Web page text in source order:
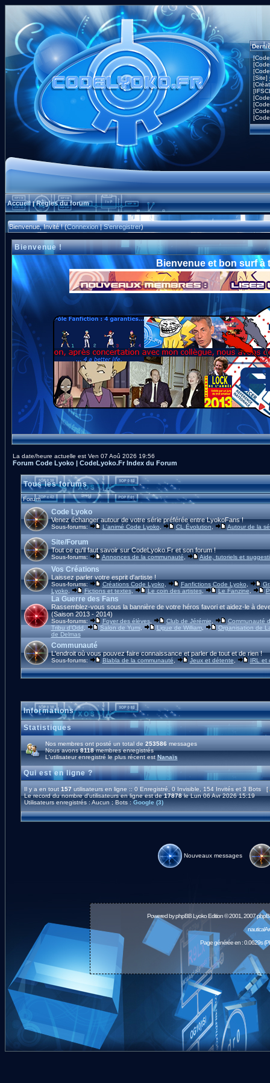
[Site]
Accueil|Règles du forum
Bienvenue, Invité ! (Connexion|S'enregistrer)
Bienvenue !
Bienvenue et bon surf à
La date/heure actuelle est Ven 07 Aoû 2026 19:56
Forum Code Lyoko | CodeLyoko.Fr Index du Forum
Tous les forums
Forum
Code Lyoko
Venez échanger autour de votre série préférée entre LyokoFans !
Sous-forums: L'animé Code Lyoko, CL Évolution Autour de la
Site/Forum
Tout ce qu'il faut savoir sur CodeLyoko.Fr et son forum !
Sous-forums: Annonces de la communauté, Aide, tutoriels et
Vos Créations
Laissez parler votre esprit d'artiste !
Sous-forums: Créations Code Lyoko, Fanfictions Code Lyoko,
Lyoko, Fictions et textes, Le coin des artistes, Le Fanzine
La Guerre des Fans
Rassemblez-vous sous la bannière de votre héros favori et aidez-le à
(Saison 2013 - 2014)
Sous-forums: Foyer des élèves, Club de Jérémie
Communauté
Tribu d'Odd
Salon de Yumi, Ligue de William,
Organisation de
de Delmas
Communauté
L'endroit où vous pouvez faire connaissance et parler de tout et de rien !
Sous-forums: Blabla de la communauté, Jeux et détente, IRL et
Informations
Statistiques
Nos membres ont posté un total de 253586 messages
Nous avons8118membres enregistrés
L'utilisateur enregistré le plus récent est Nanaïs
Qui est en ligne ?
Il y a en tout 157utilisateurs en ligne :: 0 Enregistré, 0 Invisible, 154 Invités et 3 Bots [
Le record du nombre d'utilisateurs en ligne est de17878le Lun 06 Avr 2026 15:19
Utilisateurs enregistrés : Aucun ; Bots : Google (3)
Nouveaux messages
Powered byphpBBLyoko Edition © 2001, 2007
Page générée en : 0.0629s